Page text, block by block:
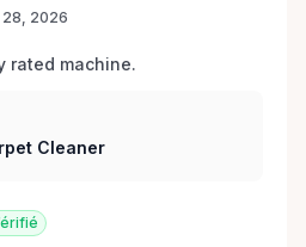
28, 2026
rated machine.
Cleaner